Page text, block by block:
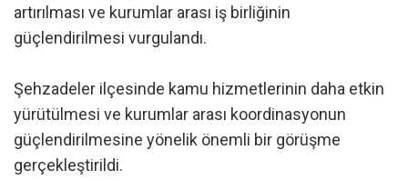
artırılması ve kurumlar arası iş birliğinin
güçlendirilmesi vurgulandı.
Şehzadeler ilçesinde kamu hizmetlerinin daha etkin
yürütülmesi ve kurumlar arası koordinasyonun
güçlendirilmesine yönelik önemli bir görüşme
gerçekleştirildi.